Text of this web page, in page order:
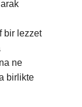
bir lezzet
ne
birlikte